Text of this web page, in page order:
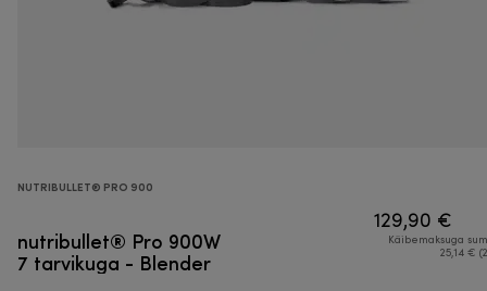
NUTRIBULLET® PRO 900
nutribullet® Pro 900W
7 tarvikuga - Blender
129,90 €
Käibemaksuga
25,14 €